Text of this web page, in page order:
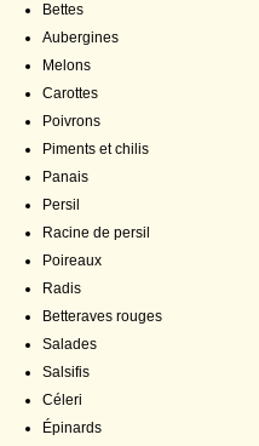
Bettes
Aubergines
Melons
Carottes
Poivrons
Piments et chilis
Panais
Persil
Racine de persil
Poireaux
Radis
Betteraves rouges
Salades
Salsifis
Céleri
Épinards